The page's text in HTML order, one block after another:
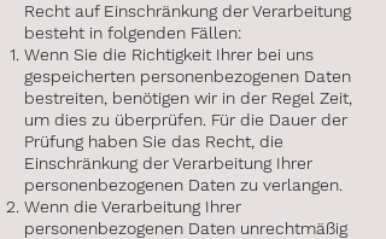
Recht auf Einschränkung der Verarbeitung
besteht in folgenden Fällen:
Wenn Sie die Richtigkeit Ihrer bei uns
gespeicherten personenbezogenen Daten
bestreiten, benötigen wir in der Regel Zeit,
um dies zu überprüfen. Für die Dauer der
Prüfung haben Sie das Recht, die
Einschränkung der Verarbeitung Ihrer
personenbezogenen Daten zu verlangen.
Wenn die Verarbeitung Ihrer
personenbezogenen Daten unrechtmäßig